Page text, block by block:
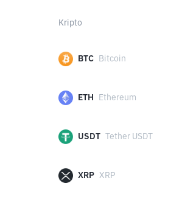
Kripto
BTC Bitcoin
ETH Ethereum
USDT Tether USDT
XRP XRP